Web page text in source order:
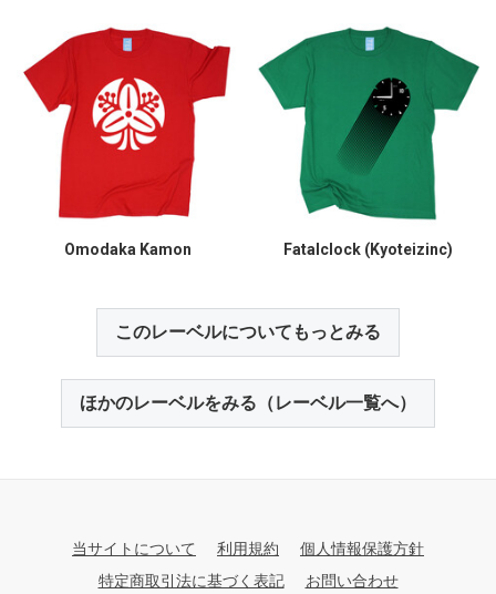
Omodaka Kamon Fatalclock (Kyoteizinc)
このレーベルについてもっとみる
ほかのレーベルをみる（レーベル一覧へ）
当サイトについて 利用規約
個人情報保護方針
特定商取引法に基づく表記
お問い合わせ